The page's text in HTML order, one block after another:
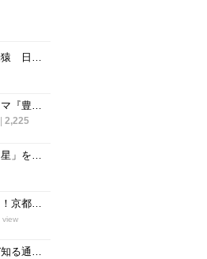
【京都穴場】珍しい狛猿 日吉山王七神をお祀りする「新日吉神宮」
【京都お寺】大河ドラマ『豊臣兄弟』で注目☆秀吉が一夜で三重塔建立の通称“宝寺”「宝積寺」
2,225
【京都】下鴨神社で「星」をモチーフにした「四季守」が限定授与
まるで異世界への入口！京都の穴場パワースポット「賀茂神社」【京北町】
view
【京都お寺】知る人ぞ知る通称『賽（さい）の河原』で知られる西院立地「高山寺」